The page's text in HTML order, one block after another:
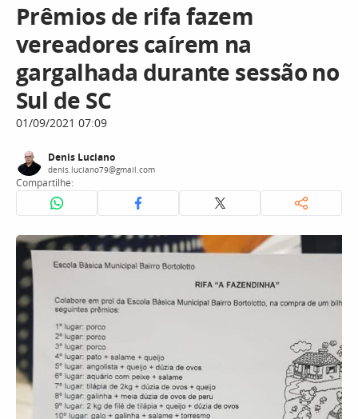
Prêmios de rifa fazem
vereadores caírem na
gargalhada durante sessão no
Sul de SC
01/09/2021 07:09
Denis Luciano
denis.luciano79@gmail.com
Compartilhe: